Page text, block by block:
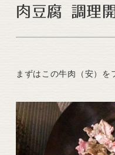
肉豆腐 調理
まずはこの牛肉（安）を